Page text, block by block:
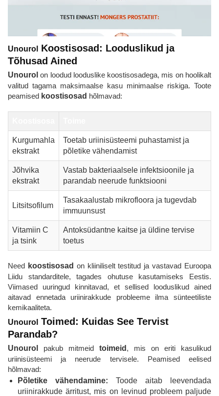
Unourol
Koostisosad: Looduslikud ja
Tõhusad Ained
Unourol on loodud looduslike koostisosadega, mis on hoolikalt
valitud tagama maksimaalse kasu minimaalse riskiga. Toote
peamised koostisosad hõlmavad:
Kurgumahla
ekstrakt
Toetab uriinisüsteemi puhastamist ja
põletike vähendamist
Jõhvika
ekstrakt
Vastab bakteriaalsele infektsioonile ja
parandab neerude funktsiooni
Litsitsofilum
Tasakaalustab mikrofloora ja tugevdab
immuunsust
Vitamiin C
ja tsink
Antoksüdantne kaitse ja üldine tervise
toetus
Need koostisosad on kliiniliselt testitud ja vastavad Euroopa
Liidu standarditele, tagades ohutuse kasutamiseks Eestis.
Viimased uuringud kinnitavad, et sellised looduslikud ained
aitavad ennetada uriinirakkude probleeme ilma sünteetiliste
kemikaaliteta.
Unourol Toimed: Kuidas See Tervist
Parandab?
Unourol pakub mitmeid toimeid , mis on eriti kasulikud
uriinisüsteemi ja neerude tervisele. Peamised eelised
hõlmavad:
Põletike vähendamine: Toode aitab leevendada
uriinirakkude ärritust, mis on levinud probleem paljude